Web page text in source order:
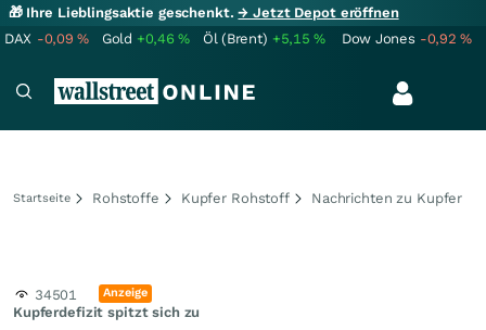
🎁 Ihre Lieblingsaktie geschenkt.→ Jetzt Depot eröffnen
DAX -0,09% Gold +0,46% Öl (Brent) +5,15% Dow Jones -0,92%
Startseite Rohstoffe Kupfer Rohstoff Nachrichten zu Kupfer
Kupferdefizit spitzt sich zu
34501 Anzeige